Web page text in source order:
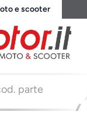
e scooter